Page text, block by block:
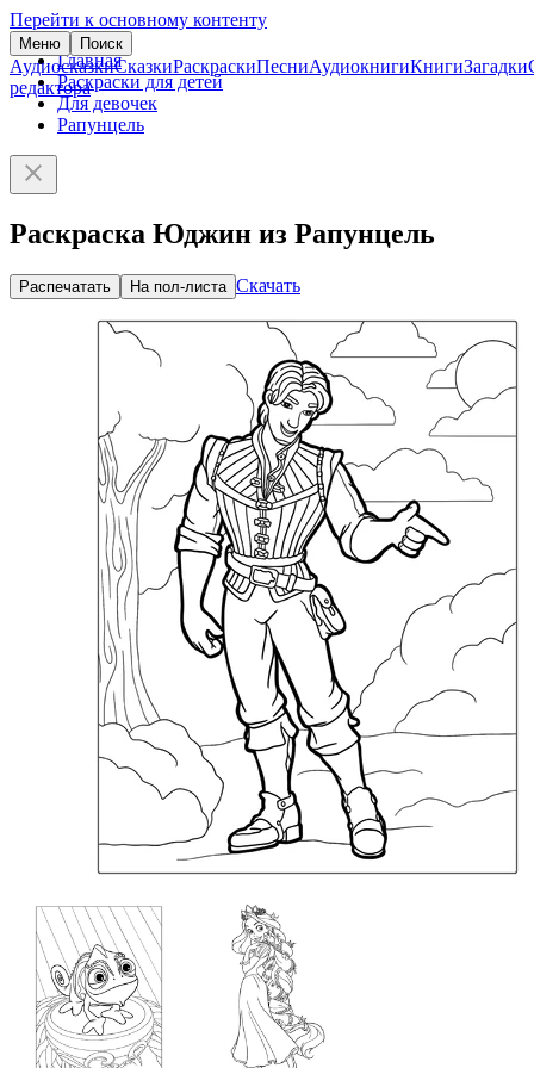
Перейти к основному контенту
Меню Поиск
АудиосказкиСказкиРаскраскиПесниАудиокнигиКнигиЗагадки
редактора
Главная
Раскраски для детей
Для девочек
Рапунцель
Раскраска Юджин из Рапунцель
Распечатать На пол-листа Скачать